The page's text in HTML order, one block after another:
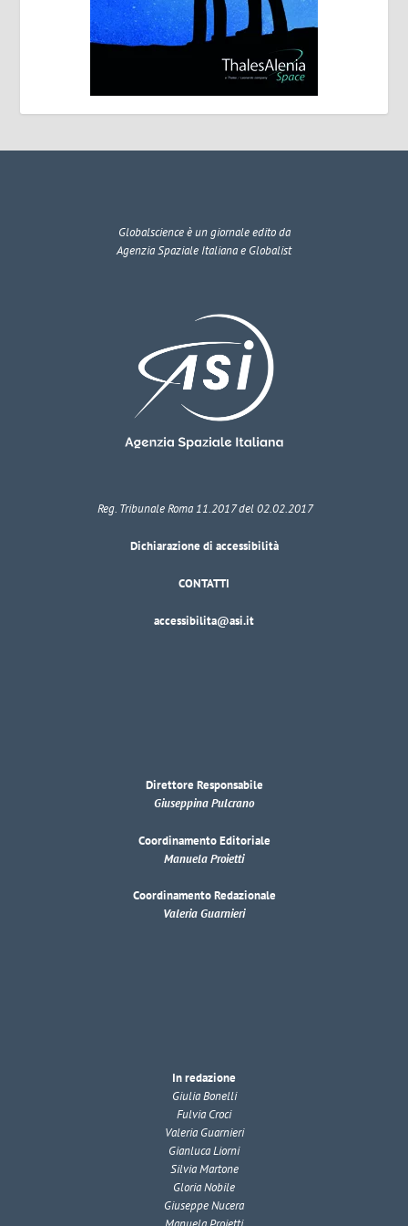
Globalscienceè un giornale edito da
Agenzia Spaziale Italiana e Globalist
Reg. Tribunale Roma 11.2017 del 02.02.2017
Dichiarazione di accessibilità
CONTATTI
accessibilita@asi.it
Direttore Responsabile
Giuseppina Pulcrano
Coordinamento Editoriale
Manuela Proietti
Coordinamento Redazionale
Valeria Guarnieri
In redazione
Giulia Bonelli
Fulvia Croci
Valeria Guarnieri
Gianluca Liorni
Silvia Martone
Gloria Nobile
Giuseppe Nucera